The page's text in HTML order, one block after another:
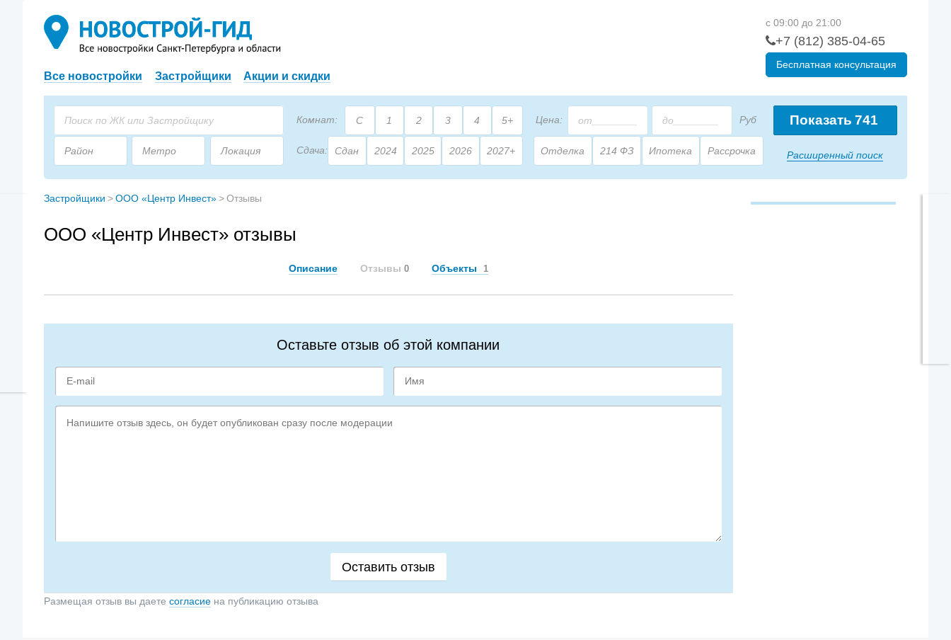
Все новостройки Застройщики Акции и скидки
с 09:00 до 21:00
+7 (812) 385-04-65
Бесплатная консультация
Показать 741
Расширенный поиск
Комнат: С 1 2 3 4 5+ Цена: Руб
Район Метро Локация Сдача: Сдан 2024 2025 2026 2027+ Отделка 214 ФЗ Ипотека Рассрочка
2
Застройщики >ООО «Центр Инвест»>Отзывы
ООО «Центр Инвест» отзывы
Описание Отзывы 0 Объекты 1
Оставьте отзыв об этой компании
Размещая отзыв вы даете согласиена публикацию отзыва